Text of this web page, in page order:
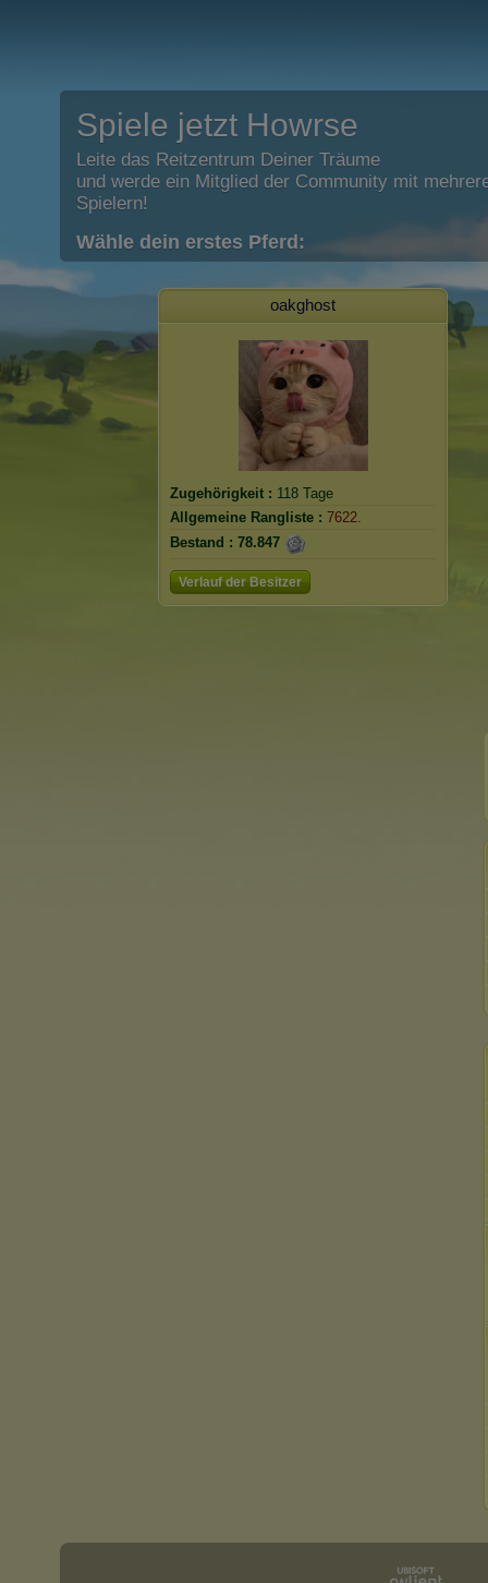
Spiele jetzt Howrse
Leite das Reitzentrum Deiner Träume
und werde ein Mitglied der Community mit
Spielern!
Wähle dein erstes Pferd:
oakghost
Zugehörigkeit : 118 Tage
Allgemeine Rangliste : 7622.
Bestand : 78.847
Verlauf der Besitzer